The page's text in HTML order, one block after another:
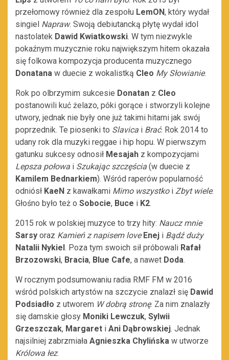
przełomowy również dla zespołu LemON, który wydał
singiel Napraw. Swoją debiutancką płytę wydał idol
nastolatek Dawid Kwiatkowski. W tym niezwykle
pokaźnym muzycznie roku największym hitem okazała
się folkowa kompozycja producenta muzycznego
Donatana w duecie z wokalistką Cleo My Słowianie.
Rok po olbrzymim sukcesie Donatan z Cleo
postanowili kuć żelazo, póki gorące i stworzyli kolejne
utwory, jednak nie były one już takimi hitami jak swój
poprzednik. Te piosenki to Slavica i Brać. Rok 2014 to
udany rok dla muzyki reggae i hip hopu. W pierwszym
gatunku sukcesy odnosił Mesajah z kompozycjami
Lepsza połowa i Szukając szczęścia (w duecie z
Kamilem Bednarkiem). Wśród raperów popularność
odniósł KaeN z kawałkami Mimo wszystkoi Zbyt wiele.
Głośno było też o Sobocie, Buce i K2.
2015 rok w polskiej muzyce to trzy hity: Naucz mnie
Sarsy oraz Kamień z napisem love Enej i Bądź duży
Natalii Nykiel . Poza tym swoich sił próbowali Rafał
Brzozowski, Bracia, Blue Cafe, a nawet Doda.
W rocznym podsumowaniu radia RMF FM w 2016
wśród polskich artystów na szczycie znalazł się Dawid
Podsiadło z utworem W dobrą stronę. Za nim znalazły
się damskie głosy Moniki Lewczuk, Sylwii
Grzeszczak, Margaret i Ani Dąbrowskiej. Jednak
najsilniej zabrzmiała Agnieszka Chylińska w utworze
Królowa łez.